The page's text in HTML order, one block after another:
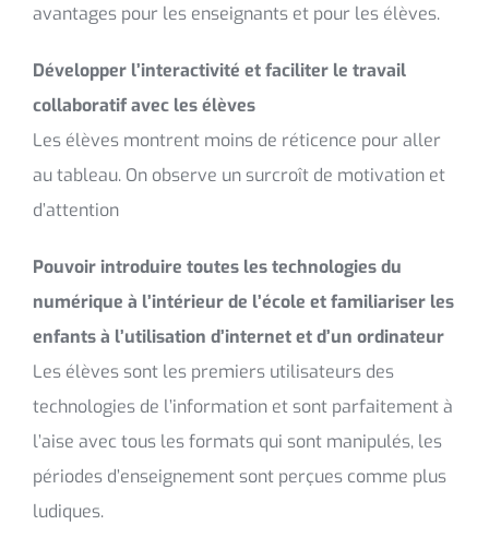
avantages pour les enseignants et pour les élèves.
Développer l’interactivité et faciliter le travail
collaboratif avec les élèves
Les élèves montrent moins de réticence pour aller
au tableau. On observe un surcroît de motivation et
d’attention
Pouvoir introduire toutes les technologies du
numérique à l’intérieur de l’école et familiariser les
enfants à l’utilisation d’internet et d’un ordinateur
Les élèves sont les premiers utilisateurs des
technologies de l’information et sont parfaitement à
l’aise avec tous les formats qui sont manipulés, les
périodes d’enseignement sont perçues comme plus
ludiques.